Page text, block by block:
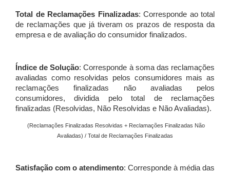
Total de Reclamações Finalizadas: Corresponde ao total
de reclamações que já tiveram os prazos de resposta da
empresa e de avaliação do consumidor finalizados.
Índice de Solução: Corresponde à soma das reclamações
avaliadas como resolvidas pelos consumidores mais as
reclamações finalizadas não avaliadas pelos
consumidores, dividida pelo total de reclamações
finalizadas (Resolvidas, Não Resolvidas e Não Avaliadas).
(Reclamações Finalizadas Resolvidas + Reclamações Finalizadas Não
Avaliadas) / Total de Reclamações Finalizadas
Satisfação com o atendimento: Corresponde à média das